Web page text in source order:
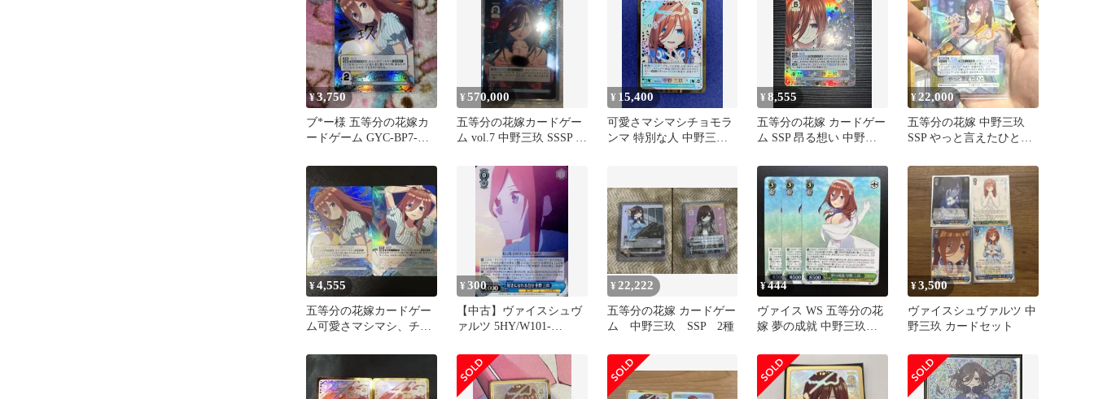
¥3,750
ブ*ー様 五等分の花嫁カ
ードゲーム GYC-BP7-
¥570,000
五等分の花嫁カードゲー
ム vol.7 中野三玖 SSSP シ
¥ 15,400
可愛さマシマシチョモラ
ンマ 特別な人 中野三玖
¥8,555
五等分の花嫁 カードゲー
ム SSP 昂る想い 中野三
¥ 22,000
五等分の花嫁 中野三玖
SSP やっと言えたひとこ
¥4,555
五等分の花嫁カードゲー
ム可愛さマシマシ、チョ
¥300
【中古】ヴァイスシュヴ
ァルツ 5HY/W101-
なれる自分 中野 三玖
¥ 22,222
五等分の花嫁 カードゲー
ム 中野三玖 SSP 2種
¥444
ヴァイス WS 五等分の花
嫁 夢の成就 中野三玖
¥3,500
ヴァイスシュヴァルツ 中
野三玖 カードセット